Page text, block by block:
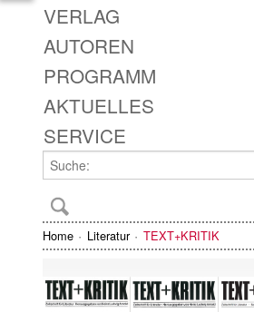
VERLAG
AUTOREN
PROGRAMM
AKTUELLES
SERVICE
Home Literatur TEXT+KRITIK